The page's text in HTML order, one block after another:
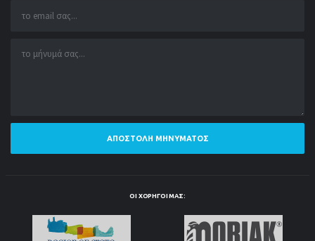
ΑΠΟΣΤΟΛΉ ΜΗΝΎΜΑΤΟΣ
ΟΙ ΧΟΡΗΓΟΊ ΜΑΣ: